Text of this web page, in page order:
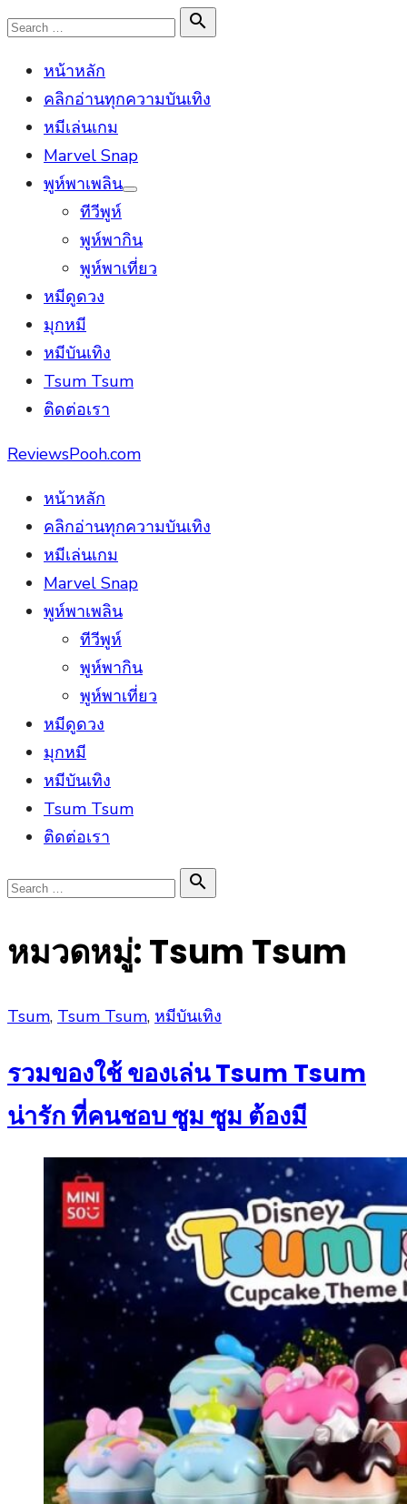
Skip
content
Search

Search
หน้าหลัก
คลิกอ่านทุกความบันเทิง
หมีเล่นเกม
Marvel Snap
พูห์พาเพลิน
Show
ทีวีพูห์
พูห์พากิน
พูห์พาเที่ยว
หมีดูดวง
มุกหมี
หมีบันเทิง
Tsum Tsum
ติดต่อเรา
ReviewsPooh.com
หน้าหลัก
คลิกอ่านทุกความบันเทิง
หมีเล่นเกม
Marvel Snap
พูห์พาเพลิน
ทีวีพูห์
พูห์พากิน
พูห์พาเที่ยว
หมีดูดวง
มุกหมี
หมีบันเทิง
Tsum Tsum
ติดต่อเรา
Search

Search
หมวดหมู่:Tsum Tsum
Posted
Tsum, Tsum Tsum, หมีบันเทิง
รวมของใช้ ของเล่น Tsum Tsum
น่ารัก ที่คนชอบ ซูม ซูม ต้องมี